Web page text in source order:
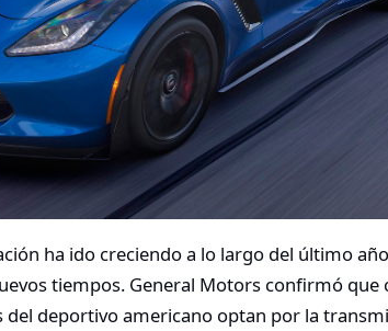
ha ido creciendo a lo largo del último
tiempos. General Motors confirmó que
deportivo americano optan por la